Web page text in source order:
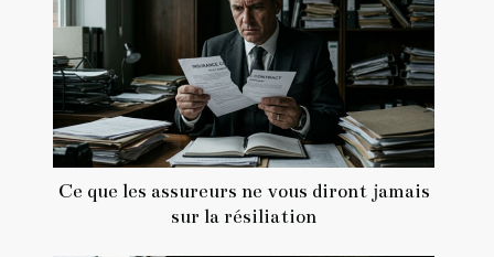
Ce que les assureurs ne vous diront jamais
sur la résiliation